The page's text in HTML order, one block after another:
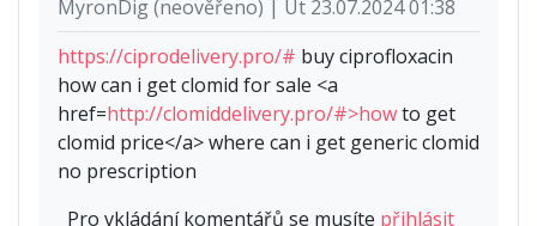
MyronDig (neověřeno) | Út 23.07.2024 01:38
https://ciprodelivery.pro/# buy ciprofloxacin
how can i get clomid for sale <a
href=http://clomiddelivery.pro/#>howto get
clomid price</a> where can i get generic clomid
no prescription
Pro vkládání komentářů se musíte přihlásit